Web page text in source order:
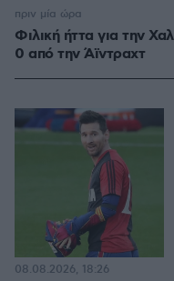
Φιλική ήττα για την
0 από την Άϊντραχτ
πριν μία ώρα
08.08.2026, 18:26